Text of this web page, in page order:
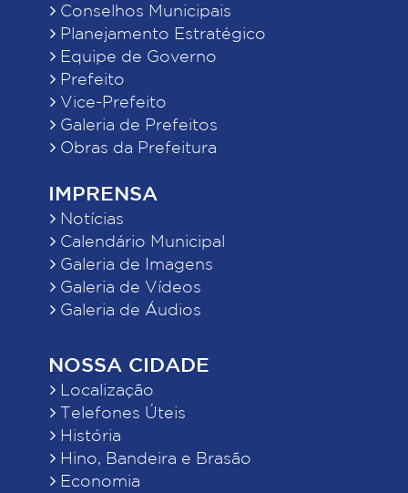
Conselhos Municipais
Planejamento Estratégico
Equipe de Governo
Prefeito
Vice-Prefeito
Galeria de Prefeitos
Obras da Prefeitura
IMPRENSA
Notícias
Calendário Municipal
Galeria de Imagens
Galeria de Vídeos
Galeria de Áudios
NOSSA CIDADE
Localização
Telefones Úteis
História
Hino, Bandeira e Brasão
Economia